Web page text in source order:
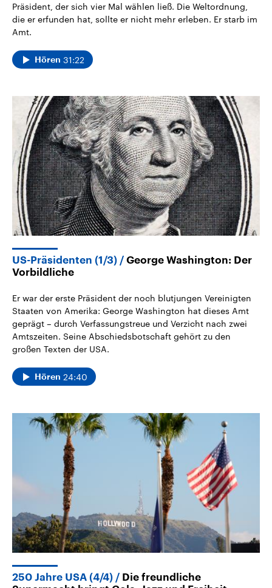
Präsident, der sich vier Mal wählen ließ. Die Weltordnung,
die er erfunden hat, sollte er nicht mehr erleben. Er starb im
Amt.
Hören 31:22
US-Präsidenten (1/3)
George Washington: Der
Vorbildliche
Er war der erste Präsident der noch blutjungen Vereinigten
Staaten von Amerika: George Washington hat dieses Amt
geprägt – durch Verfassungstreue und Verzicht nach zwei
Amtszeiten. Seine Abschiedsbotschaft gehört zu den
großen Texten der USA.
Hören 24:40
250 Jahre USA (4/4)
Die freundliche